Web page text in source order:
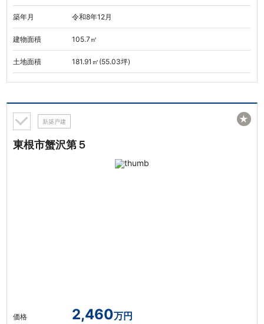
築年月 令和8年12月
建物面積 105.7㎡
土地面積 181.91㎡(55.03坪)
新築戸建
東根市蟹沢第５
価格 2,460万円
★